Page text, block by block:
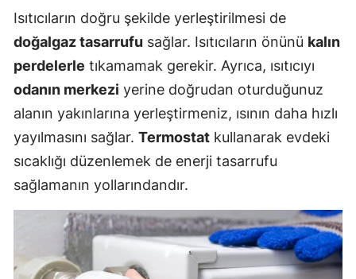
Isıtıcıların doğru şekilde yerleştirilmesi de
doğalgaz tasarrufu sağlar. Isıtıcıların önünü kalın
perdelerle tıkamamak gerekir. Ayrıca, ısıtıcıyı
odanın merkezi yerine doğrudan oturduğunuz
alanın yakınlarına yerleştirmeniz, ısının daha hızlı
yayılmasını sağlar. Termostat kullanarak evdeki
sıcaklığı düzenlemek de enerji tasarrufu
sağlamanın yollarındandır.